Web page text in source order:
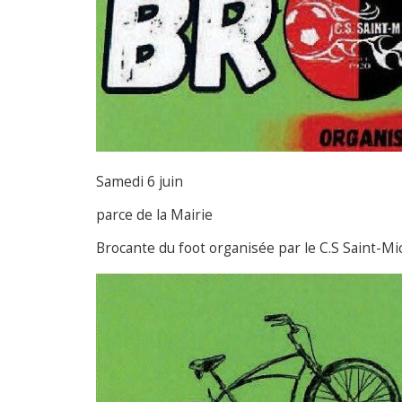
Samedi 6 juin
parce de la Mairie
Brocante du foot organisée par le C.S Saint-